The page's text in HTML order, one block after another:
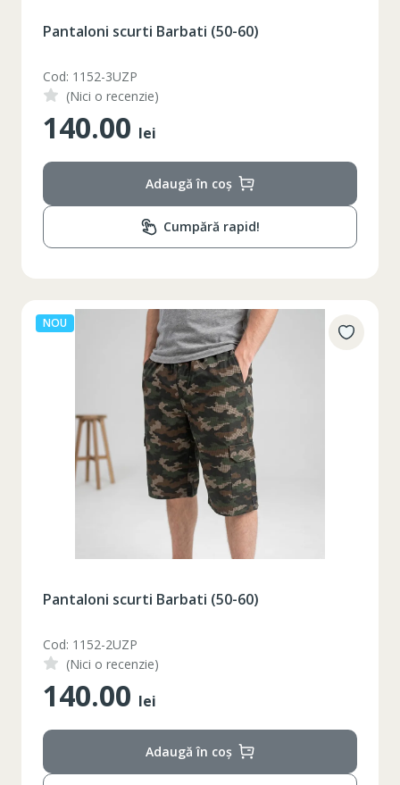
Pantaloni scurti Barbati (50-60)
Cod: 1152-3UZP
(Nici o recenzie)
140.00 lei
Adaugă în coș
Cumpără rapid!
NOU
Pantaloni scurti Barbati (50-60)
Cod: 1152-2UZP
(Nici o recenzie)
140.00 lei
Adaugă în coș